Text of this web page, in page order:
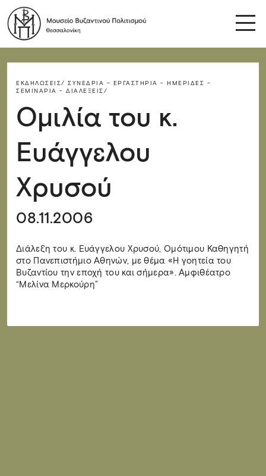
ΕΚΔΗΛΏΣΕΙΣ/ ΣΥΝΈΔΡΙΑ – ΕΡΓΑΣΤΉΡΙΑ - ΗΜΕΡΊΔΕΣ -
ΣΕΜΙΝΆΡΙΑ - ΔΙΑΛΈΞΕΙΣ/
Ομιλία του κ.
Ευάγγελου
Χρυσού
08.11.2006
Διάλεξη του κ. Ευάγγελου Χρυσού, Ομότιμου Καθηγητή
στο Πανεπιστήμιο Αθηνών, με θέμα «Η γοητεία του
Βυζαντίου την εποχή του και σήμερα». Αμφιθέατρο
“Μελίνα Μερκούρη”